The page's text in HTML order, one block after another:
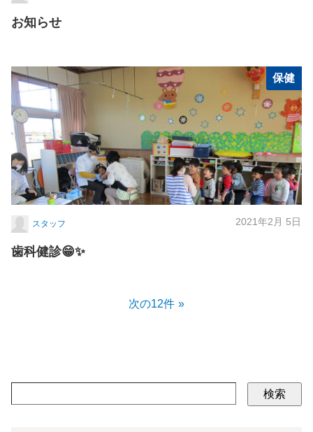
お知らせ
保健
スタッフ 2021年2月 5日
歯科健診😁✨
次の12件
検索